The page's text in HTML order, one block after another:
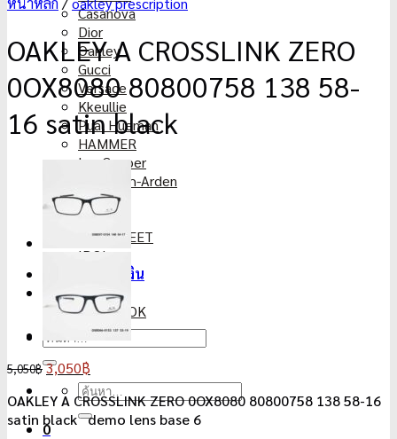
Casanova
Dior
Oakley
Gucci
Versace
Kkeullie
Pual Hueman
HAMMER
LeeCooper
Elizabeth-Arden
VANPAH
CX
5th STREET
IDOL
แจ้งการชำระเงิน
ติดต่อเรา
FACEBOOK
ค้นหา:
0
OAKLEY A CROSSLINK ZERO
0OX8080 80800758 138 58-
16 satin black
5,050฿Original
price
was:
5,050฿.
3,050฿
price
is:
3,050฿.
OAKLEY A CROSSLINK ZERO 0OX8080 80800758 138 58-16
satin black demo lens base 6